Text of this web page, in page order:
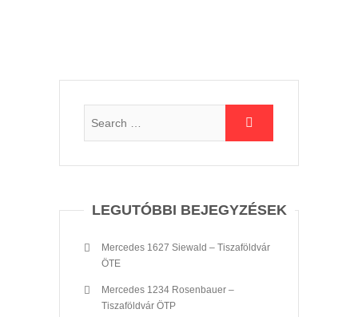
LEGUTÓBBI BEJEGYZÉSEK
Mercedes 1627 Siewald – Tiszaföldvár
ÖTE
Mercedes 1234 Rosenbauer –
Tiszaföldvár ÖTP